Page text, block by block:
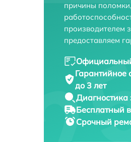
причины
производителем
предоставляем
Гарантийное
до 3 лет
Диагностика
Бесплатный
Срочный